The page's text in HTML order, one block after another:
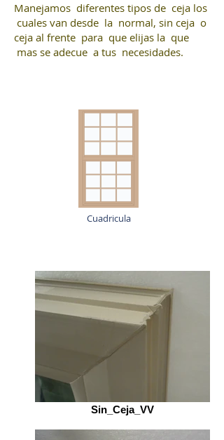
Manejamos diferentes tipos de ceja los
cuales van desde la normal, sin ceja o
ceja al frente para que elijas la que
mas se adecue a tus necesidades.
Cuadricula
Sin_Ceja_VV